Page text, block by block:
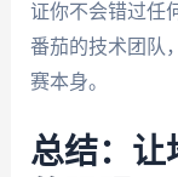
证你不会错过任
番茄的技术团队
赛本身。
总结：让